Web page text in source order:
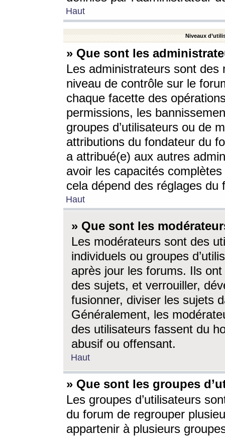
Haut
Niveaux
» Que sont les
Les administrateurs sont
niveau de contrôle sur le
chaque facette des
permissions, les
groupes d’utilisateurs ou de
attributions du fondateur du
a attribué(e) aux autres
avoir les capacités
cela dépend des réglages du
Haut
» Que sont les
Les modérateurs sont des
individuels ou groupes
après jour les forums. Ils ont
des sujets, et verrouiller,
fusionner, diviser les sujets
Généralement, les
des utilisateurs fassent du
abusif ou offensant.
Haut
» Que sont les groupes
Les groupes d’utilisateurs
du forum de regrouper
appartenir à plusieurs